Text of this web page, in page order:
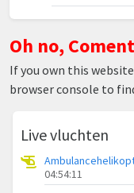
Oh no,
If you own this
browser console to
Live vluchten
04:54:11